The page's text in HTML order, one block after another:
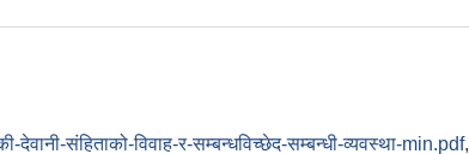
देवानी-संहिताको-विवाह-र-सम्बन्धविच्छेद-सम्बन्धी-व्यवस्था-min.pdf,